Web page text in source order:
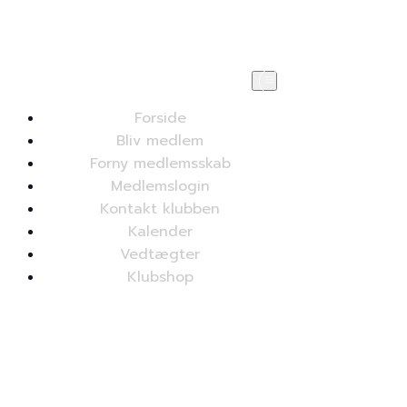
Forside
Bliv medlem
Forny medlemsskab
Medlemslogin
Kontakt klubben
Kalender
Vedtægter
Klubshop